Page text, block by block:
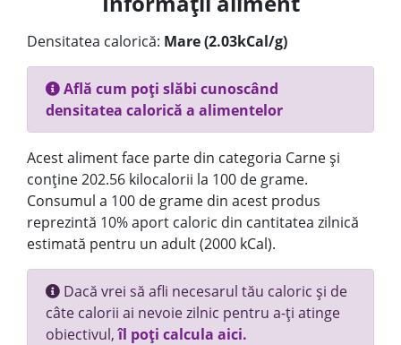
Densitatea calorică: Mare (2.03kCal/g)
Află cum poți slăbi cunoscând
densitatea calorică a alimentelor
Acest aliment face parte din categoria Carne și
conține 202.56 kilocalorii la 100 de grame.
Consumul a 100 de grame din acest produs
reprezintă 10% aport caloric din cantitatea zilnică
estimată pentru un adult (2000 kCal).
Dacă vrei să afli necesarul tău caloric și de
câte calorii ai nevoie zilnic pentru a-ți atinge
obiectivul,îl poți calcula aici.